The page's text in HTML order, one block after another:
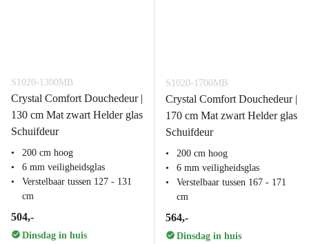
S1020-1300MB
Crystal Comfort Douchedeur |
130 cm Mat zwart Helder glas
Schuifdeur
200 cm hoog
6 mm veiligheidsglas
Verstelbaar tussen 127 - 131
cm
504,-
Dinsdag in huis
S1020-1700MB
Crystal Comfort Douchedeur |
170 cm Mat zwart Helder glas
Schuifdeur
200 cm hoog
6 mm veiligheidsglas
Verstelbaar tussen 167 - 171
cm
564,-
Dinsdag in huis